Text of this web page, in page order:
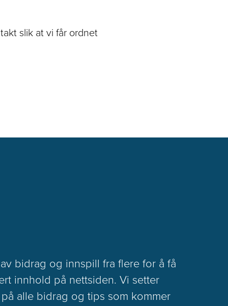
slik at vi får ordnet
bidrag og innspill fra flere for å få
innhold på nettsiden. Vi setter
alle bidrag og tips som kommer